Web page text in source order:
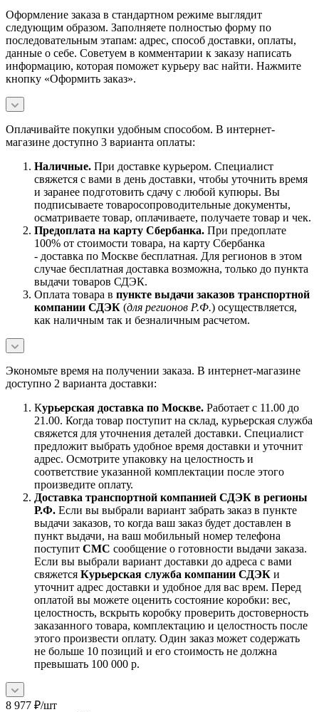
Оформление заказа в стандартном режиме выглядит
следующим образом. Заполняете полностью форму по
последовательным этапам: адрес, способ доставки, оплаты,
данные о себе. Советуем в комментарии к заказу написать
информацию, которая поможет курьеру вас найти. Нажмите
кнопку «Оформить заказ».
Оплачивайте покупки удобным способом. В интернет-
магазине доступно 3 варианта оплаты:
Наличные. При доставке курьером. Специалист
свяжется с вами в день доставки, чтобы уточнить время
и заранее подготовить сдачу с любой купюры. Вы
подписываете товаросопроводительные документы,
осматриваете товар, оплачиваете, получаете товар и чек.
Предоплата на карту Сбербанка. При предоплате
100% от стоимости товара, на карту Сбербанка
- доставка по Москве бесплатная. Для регионов в этом
случае бесплатная доставка возможна, только до пункта
выдачи товаров СДЭК.
Оплата товара в пункте выдачи заказов транспортной
компании СДЭК (для регионов Р.Ф.) осуществляется,
как наличным так и безналичным расчетом.
Экономьте время на получении заказа. В интернет-магазине
доступно 2 варианта доставки:
Курьерская доставка по Москве. Работает с 11.00 до
21.00. Когда товар поступит на склад, курьерская служба
свяжется для уточнения деталей доставки. Специалист
предложит выбрать удобное время доставки и уточнит
адрес. Осмотрите упаковку на целостность и
соответствие указанной комплектации после этого
произведите оплату.
Доставка транспортной компанией СДЭК в регионы
Р.Ф. Если вы выбрали вариант забрать заказ в пункте
выдачи заказов, то когда ваш заказ будет доставлен в
пункт выдачи, на ваш мобильный номер телефона
поступит СМС сообщение о готовности выдачи заказа.
Если вы выбрали вариант доставки до адреса с вами
свяжется Курьерская служба компании СДЭК и
уточнит адрес доставки и удобное для вас врем. Перед
оплатой вы можете оценить состояние коробки: вес,
целостность, вскрыть коробку проверить достоверность
заказанного товара, комплектацию и целостность после
этого произвести оплату. Один заказ может содержать
не больше 10 позиций и его стоимость не должна
превышать 100 000 р.
8 977 ₽/шт